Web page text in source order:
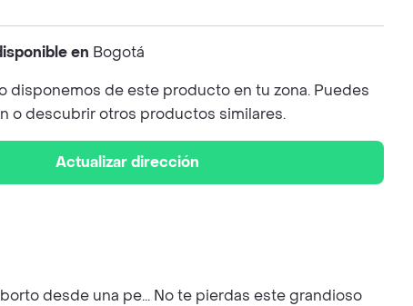
en Bogotá
disponemos de este producto en tu zona. Puedes
o descubrir otros productos similares.
Actualizar dirección
desde una pe... No te pierdas este grandioso